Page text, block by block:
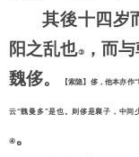
其後十四岁
阳之乱也③，而
魏侈。
【索隐】侈，他本亦作
云“魏曼多”是也。则侈是襄子，中间
④ 。